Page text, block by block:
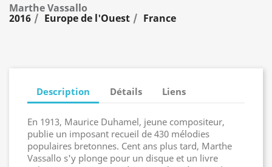
Marthe Vassallo
2016 Europe de l'Ouest France
Description Détails Liens
En 1913, Maurice Duhamel, jeune compositeur,
publie un imposant recueil de 430 mélodies
populaires bretonnes. Cent ans plus tard, Marthe
Vassallo s'y plonge pour un disque et un livre